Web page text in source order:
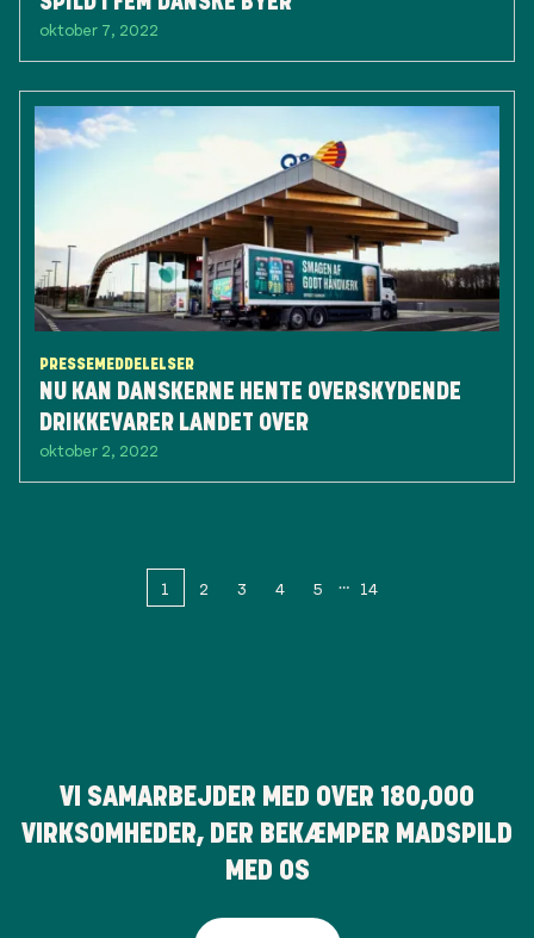
oktober 7, 2022
PRESSEMEDDELELSER
NU KAN DANSKERNE HENTE OVERSKYDENDE
DRIKKEVARER LANDET OVER
oktober 2, 2022
1 2 3 4 5 14
VI SAMARBEJDER MED OVER 180,000
VIRKSOMHEDER, DER BEKÆMPER MADSPILD
MED OS